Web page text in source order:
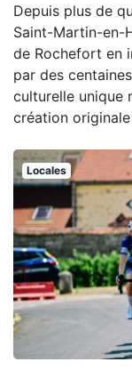
Depuis plus de
Saint-Martin-en-
de Rochefort en
par des
culturelle unique
création
Locales